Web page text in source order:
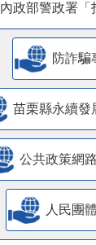
內政部警政署「
防詐騙
苗栗縣永續發
公共政策網
人民團